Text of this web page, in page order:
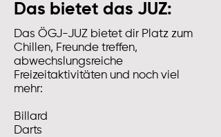
Das bietet das JUZ:
Das ÖGJ-JUZ bietet dir Platz zum
Chillen, Freunde treffen,
abwechslungsreiche
Freizeitaktivitäten und noch viel
mehr:
Billard
Darts